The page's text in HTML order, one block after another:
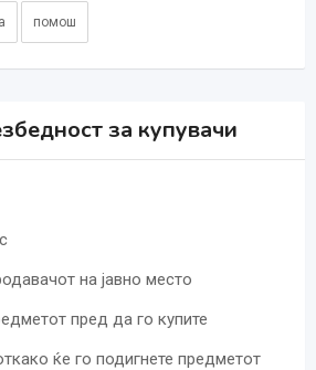
помош
за купувачи
на јавно место
пред да го купите
ќе го подигнете предметот